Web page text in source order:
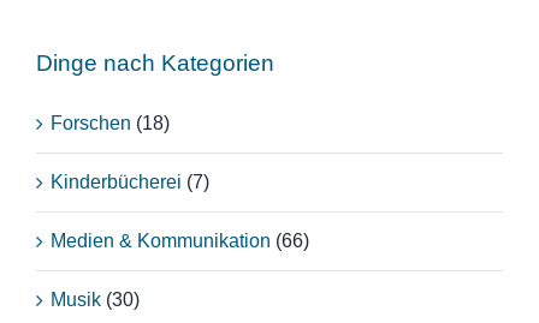
Dinge nach Kategorien
Forschen (18)
Kinderbücherei (7)
Medien & Kommunikation (66)
Musik (30)